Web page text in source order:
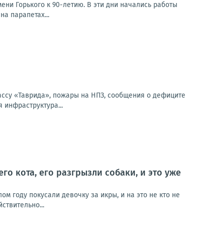
Горького к 90-летию. В эти дни начались работы
парапетах...
«Таврида», пожары на НПЗ, сообщения о дефиците
кота, его разгрызли собаки, и это уже
году покусали девочку за икры, и на это не кто не